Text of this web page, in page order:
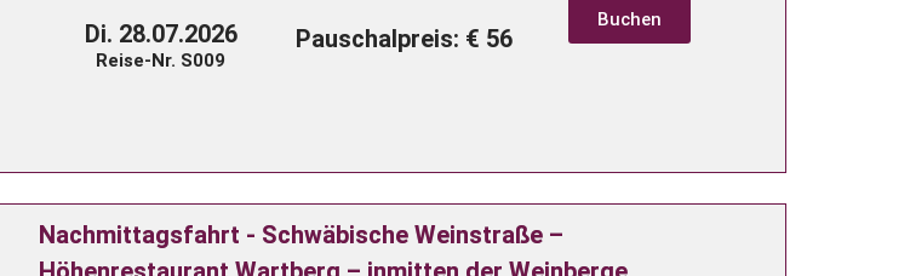
Di. 28.07.2026
Reise-Nr. S009
Pauschalpreis: € 56
Buchen
Nachmittagsfahrt - Schwäbische Weinstraße –